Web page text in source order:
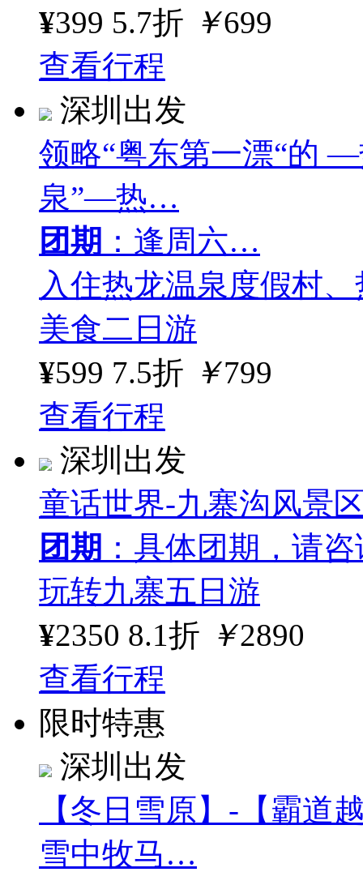
¥399 5.7折 ￥699
查看行程
深圳出发
领略“粤东第一漂“的
泉”—热…
团期 ：逢周六…
入住热龙温泉度假村
美食二日游
¥599 7.5折 ￥799
查看行程
深圳出发
童话世界-九寨沟风景
团期 ：具体团期，请
玩转九寨五日游
¥2350 8.1折 ￥2890
查看行程
限时特惠
深圳出发
【冬日雪原】-【霸道
雪中牧马…